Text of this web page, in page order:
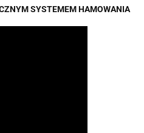
SYSTEMEM HAMOWANIA